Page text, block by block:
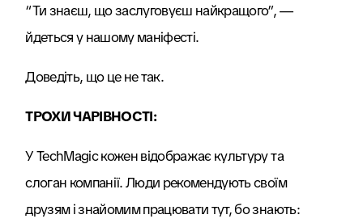
“Ти знаєш, що заслуговуєш найкращого”, —
йдеться у нашому маніфесті.
Доведіть, що це не так.
ТРОХИ ЧАРІВНОСТІ:
У TechMagic кожен відображає культуру та
слоган компанії. Люди рекомендують своїм
друзям і знайомим працювати тут, бо знають: